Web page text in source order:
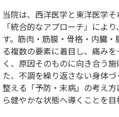
当院は、西洋医学と東洋医学
「統合的なアプローチ」によ
す。筋肉・筋膜・骨格・内臓
る複数の要素に着目し、痛み
く、原因そのものに向き合う
た、不調を繰り返さない身体
整える「予防・未病」の考え
ら健やかな状態へ導くことを目